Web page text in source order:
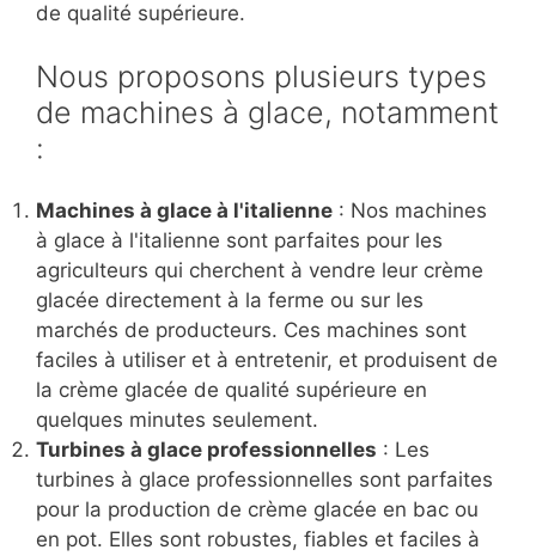
de qualité supérieure.
Nous proposons plusieurs types
de machines à glace, notamment
:
Machines à glace à l'italienne : Nos machines
à glace à l'italienne sont parfaites pour les
agriculteurs qui cherchent à vendre leur crème
glacée directement à la ferme ou sur les
marchés de producteurs. Ces machines sont
faciles à utiliser et à entretenir, et produisent de
la crème glacée de qualité supérieure en
quelques minutes seulement.
Turbines à glace professionnelles : Les
turbines à glace professionnelles sont parfaites
pour la production de crème glacée en bac ou
en pot. Elles sont robustes, fiables et faciles à